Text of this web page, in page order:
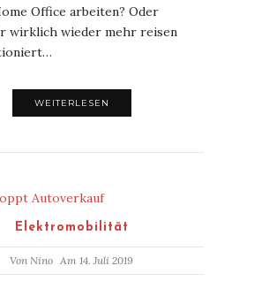
Office arbeiten? Oder
wirklich wieder mehr reisen
WEITERLESEN
Elektromobilität
Von Nino Am 14. Juli 2019